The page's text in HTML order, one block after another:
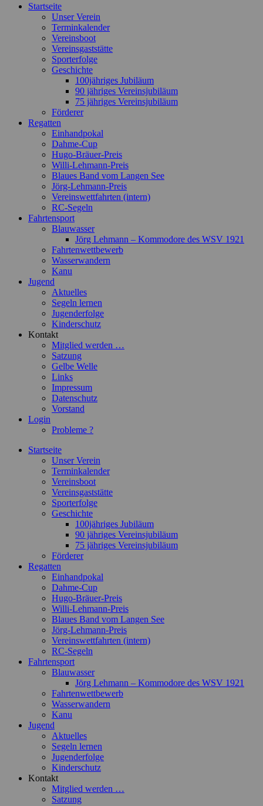
oben
Startseite
Unser Verein
Terminkalender
Vereinsboot
Vereinsgaststätte
Sporterfolge
Geschichte
100jähriges Jubiläum
90 jähriges Vereinsjubiläum
75 jähriges Vereinsjubiläum
Förderer
Regatten
Einhandpokal
Dahme-Cup
Hugo-Bräuer-Preis
Willi-Lehmann-Preis
Blaues Band vom Langen See
Jörg-Lehmann-Preis
Vereinswettfahrten (intern)
RC-Segeln
Fahrtensport
Blauwasser
Jörg Lehmann – Kommodore des WSV 1921
Fahrtenwettbewerb
Wasserwandern
Kanu
Jugend
Aktuelles
Segeln lernen
Jugenderfolge
Kinderschutz
Kontakt
Mitglied werden …
Satzung
Gelbe Welle
Links
Impressum
Datenschutz
Vorstand
Login
Probleme ?
Startseite
Unser Verein
Terminkalender
Vereinsboot
Vereinsgaststätte
Sporterfolge
Geschichte
100jähriges Jubiläum
90 jähriges Vereinsjubiläum
75 jähriges Vereinsjubiläum
Förderer
Regatten
Einhandpokal
Dahme-Cup
Hugo-Bräuer-Preis
Willi-Lehmann-Preis
Blaues Band vom Langen See
Jörg-Lehmann-Preis
Vereinswettfahrten (intern)
RC-Segeln
Fahrtensport
Blauwasser
Jörg Lehmann – Kommodore des WSV 1921
Fahrtenwettbewerb
Wasserwandern
Kanu
Jugend
Aktuelles
Segeln lernen
Jugenderfolge
Kinderschutz
Kontakt
Mitglied werden …
Satzung